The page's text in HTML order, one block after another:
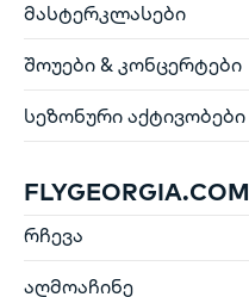
მასტერკლასები
შოუები & კონცერტები
სეზონური აქტივობები
FLYGEORGIA.COM
რჩევა
აღმოაჩინე